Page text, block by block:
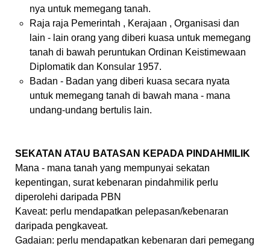
nya untuk memegang tanah.
Raja raja Pemerintah , Kerajaan , Organisasi dan
lain - lain orang yang diberi kuasa untuk memegang
tanah di bawah peruntukan Ordinan Keistimewaan
Diplomatik dan Konsular 1957.
Badan - Badan yang diberi kuasa secara nyata
untuk memegang tanah di bawah mana - mana
undang-undang bertulis lain.
SEKATAN ATAU BATASAN KEPADA PINDAHMILIK
Mana - mana tanah yang mempunyai sekatan
kepentingan, surat kebenaran pindahmilik perlu
diperolehi daripada PBN
Kaveat: perlu mendapatkan pelepasan/kebenaran
daripada pengkaveat.
Gadaian: perlu mendapatkan kebenaran dari pemegang